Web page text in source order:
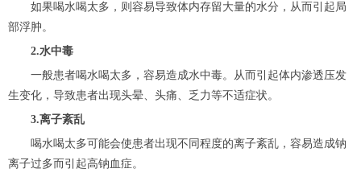
如果喝水喝太多，则容易导致体内存留大量的水分，从而引起局
部浮肿。
2.水中毒
一般患者喝水喝太多，容易造成水中毒。从而引起体内渗透压发
生变化，导致患者出现头晕、头痛、乏力等不适症状。
3.离子紊乱
喝水喝太多可能会使患者出现不同程度的离子紊乱，容易造成钠
离子过多而引起高钠血症。